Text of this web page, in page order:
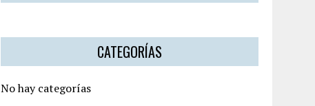
CATEGORÍAS
No hay categorías